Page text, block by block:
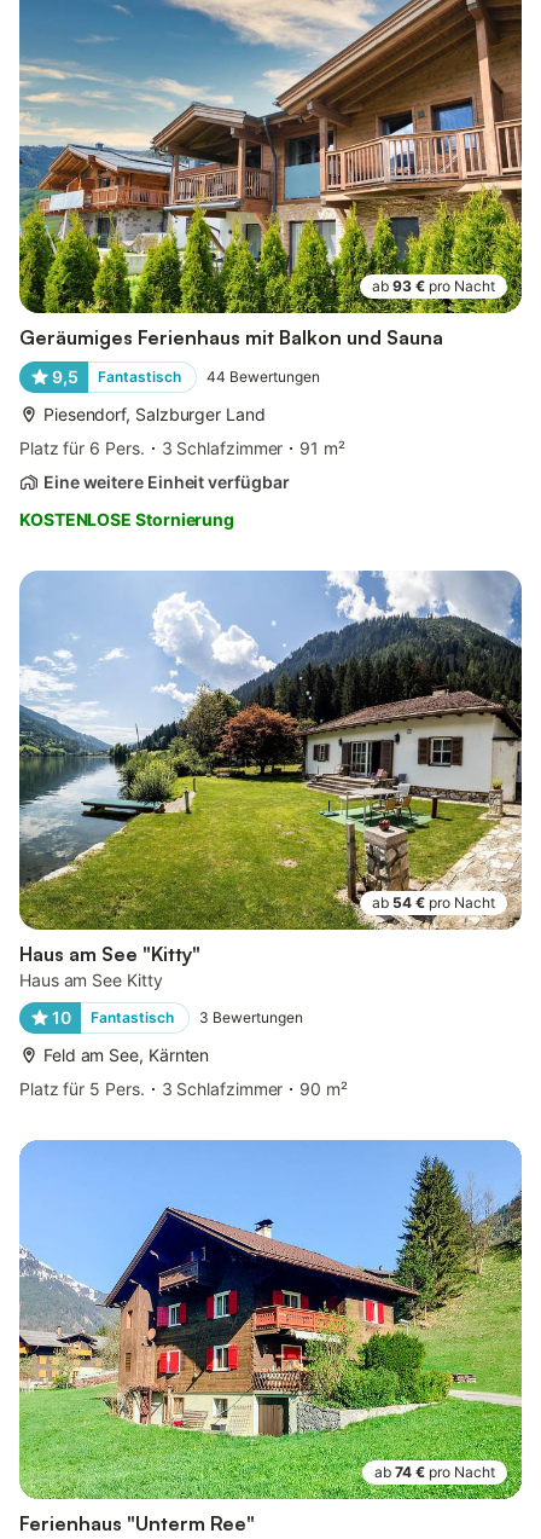
ab 93 € pro Nacht
Geräumiges Ferienhaus mit Balkon und Sauna
9,5 Fantastisch 44 Bewertungen
Piesendorf, Salzburger Land
Platz für 6 Pers.
3 Schlafzimmer
91 m²
Eine weitere Einheit verfügbar
KOSTENLOSE Stornierung
ab 54 € pro Nacht
Haus am See "Kitty"
Haus am See Kitty
10
Fantastisch 3 Bewertungen
Feld am See, Kärnten
Platz für 5 Pers.
3 Schlafzimmer 90 m²
ab 74 € pro Nacht
Ferienhaus "Unterm Ree"